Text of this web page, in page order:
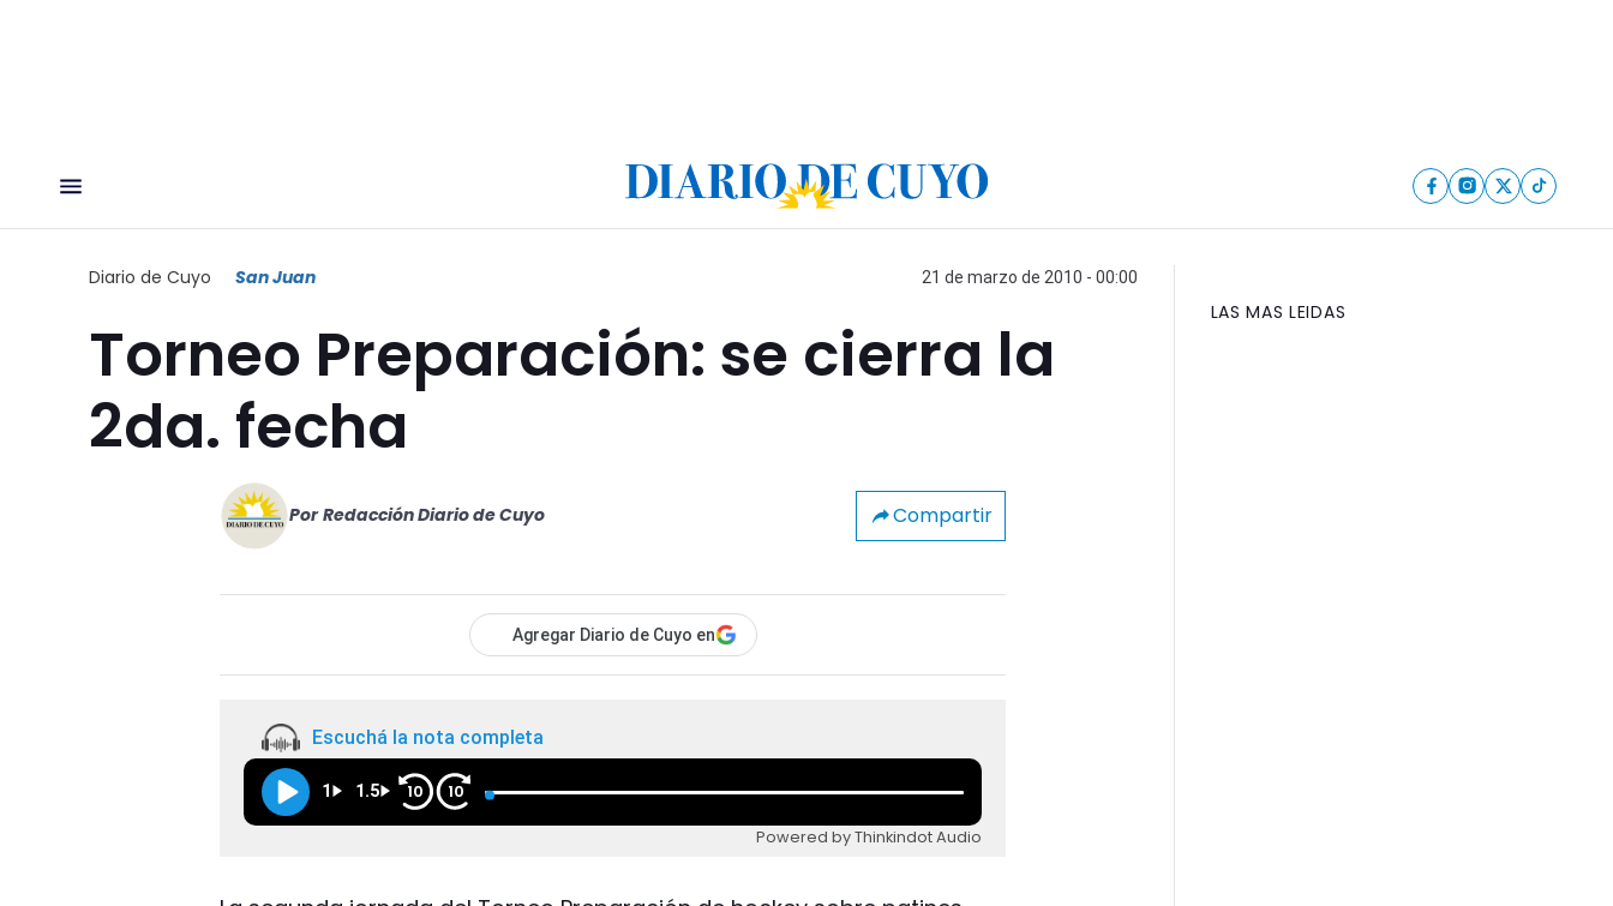
Diario de Cuyo San Juan 21 de marzo de 2010 - 00:00
Torneo Preparación: se cierra la
2da. fecha
Por Redacción Diario de Cuyo Compartir
Agregar Diario de Cuyo en
Escuchá la nota completa
1 1.5 10 10
Powered by Thinkindot Audio
LAS MAS LEIDAS